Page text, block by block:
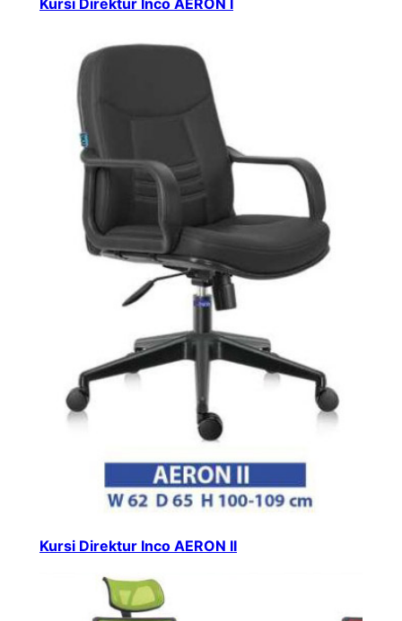
Kursi Direktur Inco AERON I
Kursi Direktur Inco AERON II